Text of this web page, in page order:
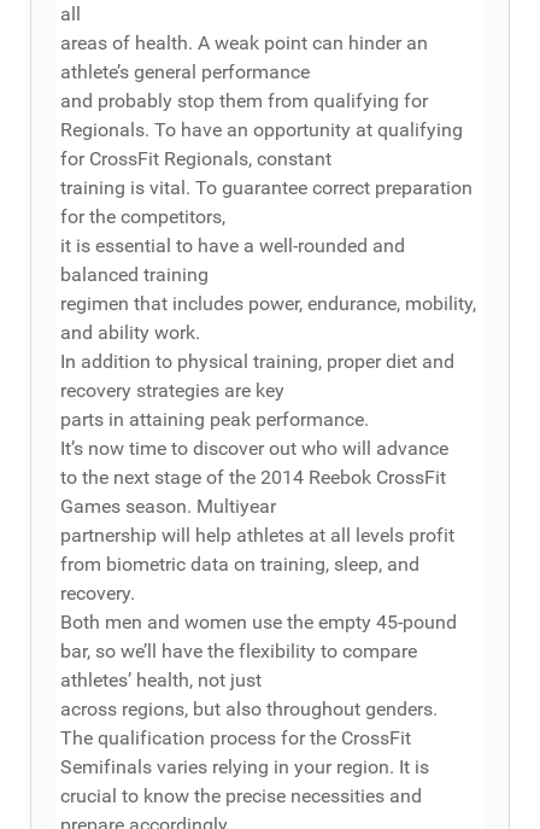
all
areas of health. A weak point can hinder an
athlete’s general performance
and probably stop them from qualifying for
Regionals. To have an opportunity at qualifying
for CrossFit Regionals, constant
training is vital. To guarantee correct preparation
for the competitors,
it is essential to have a well-rounded and
balanced training
regimen that includes power, endurance, mobility,
and ability work.
In addition to physical training, proper diet and
recovery strategies are key
parts in attaining peak performance.
It’s now time to discover out who will advance
to the next stage of the 2014 Reebok CrossFit
Games season. Multiyear
partnership will help athletes at all levels profit
from biometric data on training, sleep, and
recovery.
Both men and women use the empty 45-pound
bar, so we’ll have the flexibility to compare
athletes’ health, not just
across regions, but also throughout genders.
The qualification process for the CrossFit
Semifinals varies relying in your region. It is
crucial to know the precise necessities and